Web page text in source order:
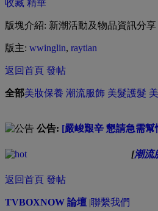
收藏 精華
版塊介紹: 新潮活動及物品資訊分享
版主: wwinglin, raytian
返回首頁 發帖
全部美妝保養 潮流服飾 美髮護髮
公告: [嚴峻艱辛 懇請急需
[潮流
返回首頁 發帖
TVBOXNOW 論壇 |聯繫我們